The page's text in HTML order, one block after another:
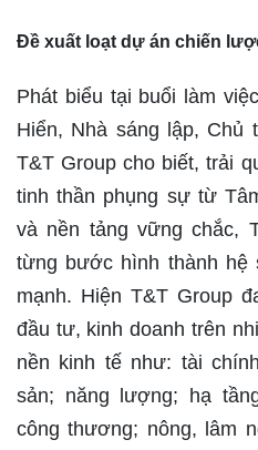
Đề xuất loạt dự án chiến
Phát biểu tại buổi làm
Hiển, Nhà sáng lập, Chủ
T&T Group cho biết, trải
tinh thần phụng sự từ
và nền tảng vững chắc,
từng bước hình thành hệ
mạnh. Hiện T&T Group
đầu tư, kinh doanh trên
nền kinh tế như: tài
sản; năng lượng; hạ
công thương; nông, lâm